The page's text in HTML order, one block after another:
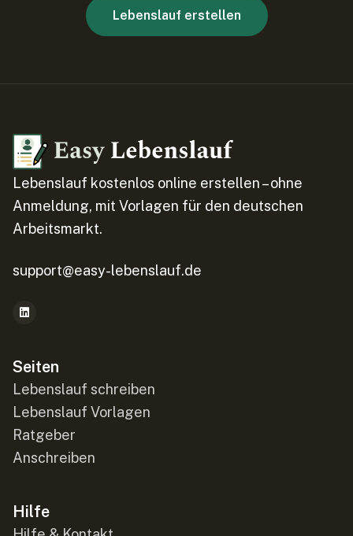
Lebenslauf erstellen
Lebenslauf kostenlos online erstellen – ohne
Anmeldung, mit Vorlagen für den deutschen
Arbeitsmarkt.
support@easy-lebenslauf.de
Seiten
Lebenslauf schreiben
Lebenslauf Vorlagen
Ratgeber
Anschreiben
Hilfe